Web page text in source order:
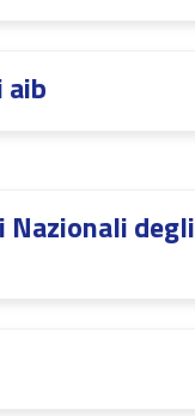
aib
Nazionali degli